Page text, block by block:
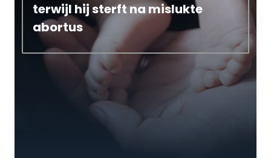
terwijl hij sterft na mislukte
abortus